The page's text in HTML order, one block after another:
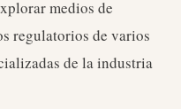
medios de
regulatorios de varios
de la industria